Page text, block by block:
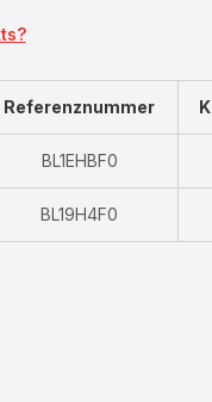
Referenznummer
BL1EHBF0
BL19H4F0